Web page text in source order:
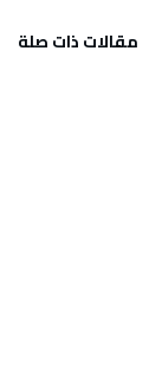
‫مقالات ذات صلة‬